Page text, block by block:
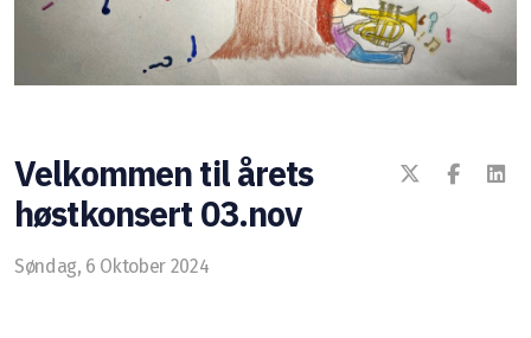
Velkommen til årets
høstkonsert 03.nov
Søndag, 6 Oktober 2024
Kostnader
Tutti